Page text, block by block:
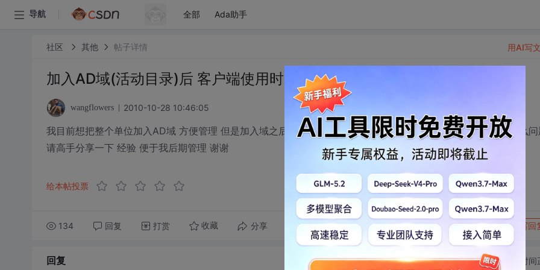
导航 全部 Ada助手
社区 其他 帖子详情
加入AD域(活动目录)后 客户端使用时 会出现哪些问题
wangflowers 2010-10-28 10:46:05
我目前想把整个单位加入AD域 方便管理 但是加入域之后 客户端使用肯定会出现一些问题 不知道 具体会出现什么问
请高手分享一下 经验 便于我后期管理 谢谢
给本帖投票
134 回复 打赏 收藏 分享 转发到动态 举报 写回
用AI写
回复 切换为时间